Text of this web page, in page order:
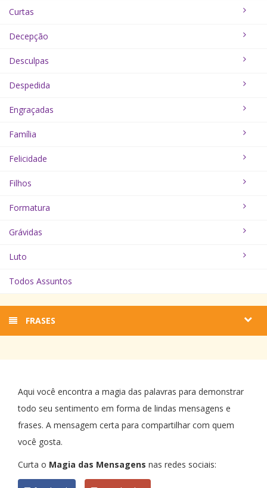
Curtas
Decepção
Desculpas
Despedida
Engraçadas
Família
Felicidade
Filhos
Formatura
Grávidas
Luto
Todos Assuntos
FRASES
Aqui você encontra a magia das palavras para demonstrar
todo seu sentimento em forma de lindas mensagens e
frases. A mensagem certa para compartilhar com quem
você gosta.
Curta o Magia das Mensagens nas redes sociais: